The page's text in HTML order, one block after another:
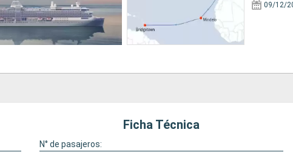
09/12/
Ficha Técnica
N° de pasajeros: